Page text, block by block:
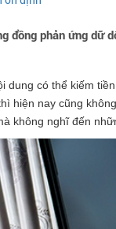
đồng phản ứng dữ
có thể kiếm
hiện nay cũng
không nghĩ đến